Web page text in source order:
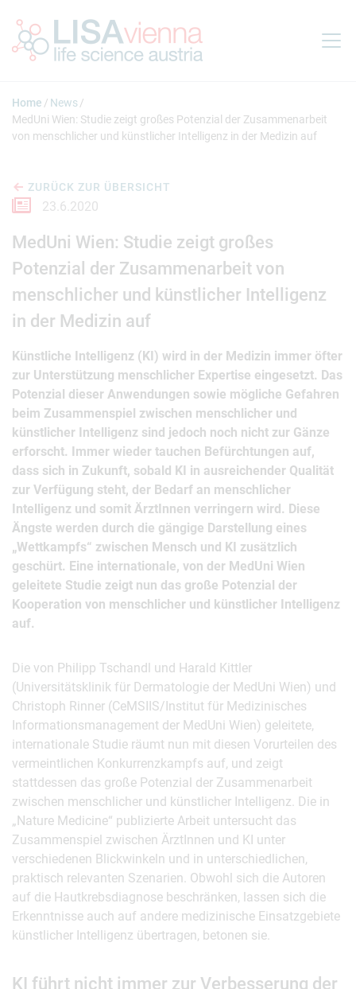
Home
News
MedUni Wien: Studie zeigt großes Potenzial der Zusammenarbeit
von menschlicher und künstlicher Intelligenz in der Medizin auf
ZURÜCK ZUR ÜBERSICHT
23.6.2020
MedUni Wien: Studie zeigt großes
Potenzial der Zusammenarbeit von
menschlicher und künstlicher Intelligenz
in der Medizin auf
Künstliche Intelligenz (KI) wird in der Medizin immer öfter
zur Unterstützung menschlicher Expertise eingesetzt. Das
Potenzial dieser Anwendungen sowie mögliche Gefahren
beim Zusammenspiel zwischen menschlicher und
künstlicher Intelligenz sind jedoch noch nicht zur Gänze
erforscht. Immer wieder tauchen Befürchtungen auf,
dass sich in Zukunft, sobald KI in ausreichender Qualität
zur Verfügung steht, der Bedarf an menschlicher
Intelligenz und somit ÄrztInnen verringern wird. Diese
Ängste werden durch die gängige Darstellung eines
„Wettkampfs“ zwischen Mensch und KI zusätzlich
geschürt. Eine internationale, von der MedUni Wien
geleitete Studie zeigt nun das große Potenzial der
Kooperation von menschlicher und künstlicher Intelligenz
auf.
Die von Philipp Tschandl und Harald Kittler
(Universitätsklinik für Dermatologie der MedUni Wien) und
Christoph Rinner (CeMSIIS/Institut für Medizinisches
Informationsmanagement der MedUni Wien) geleitete,
internationale Studie räumt nun mit diesen Vorurteilen des
vermeintlichen Konkurrenzkampfs auf, und zeigt
stattdessen das große Potenzial der Zusammenarbeit
zwischen menschlicher und künstlicher Intelligenz. Die in
„Nature Medicine“ publizierte Arbeit untersucht das
Zusammenspiel zwischen ÄrztInnen und KI unter
verschiedenen Blickwinkeln und in unterschiedlichen,
praktisch relevanten Szenarien. Obwohl sich die Autoren
auf die Hautkrebsdiagnose beschränken, lassen sich die
Erkenntnisse auch auf andere medizinische Einsatzgebiete
künstlicher Intelligenz übertragen, betonen sie.
KI führt nicht immer zur Verbesserung der